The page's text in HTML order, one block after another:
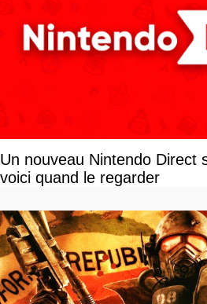
Un nouveau Nintendo Direct
voici quand le regarder